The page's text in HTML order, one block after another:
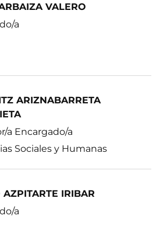
VALERO
a
ARIZNABARRETA
a Encargado/a
Sociales y Humanas
AZPITARTE IRIBAR
a